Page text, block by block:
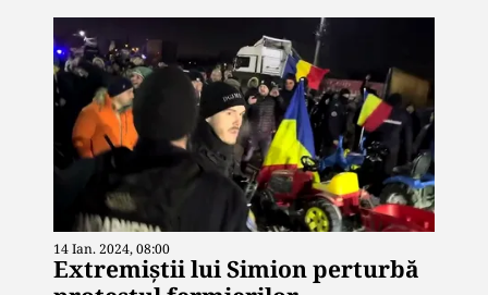
14 Ian. 2024, 08:00
Extremiștii lui Simion perturbă